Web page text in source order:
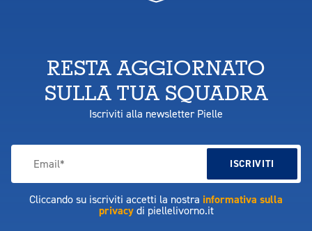
RESTA AGGIORNATO
SULLA TUA SQUADRA
Iscriviti alla newsletter Pielle
Cliccando su iscriviti accetti la nostra informativa sulla
privacydi piellelivorno.it